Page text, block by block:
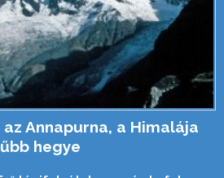
Annapurna, a Himalája
hegye